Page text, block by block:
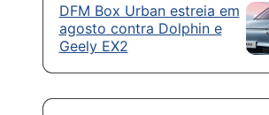
DFM Box Urban estreia em
agosto contra Dolphin e
Geely EX2